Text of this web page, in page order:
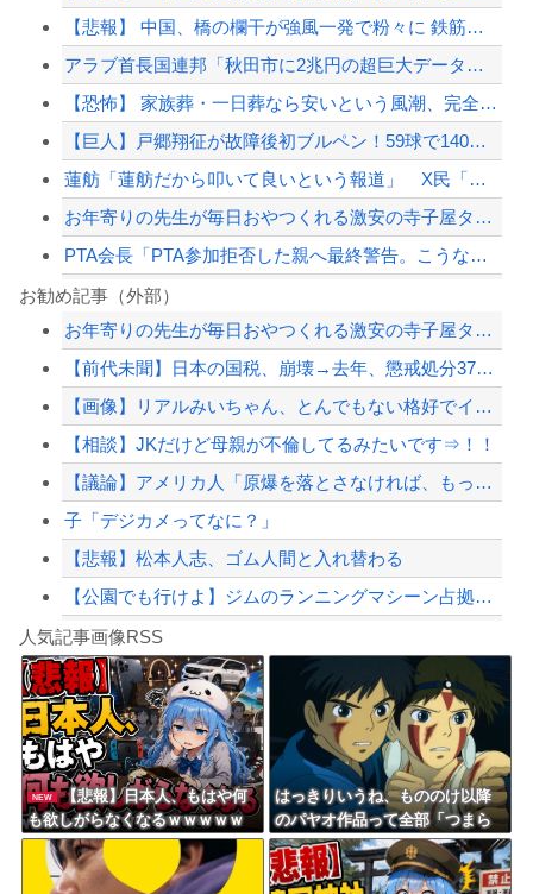
【悲報】 中国、橋の欄干が強風一発で粉々に 鉄筋ゼロ 当局「接着剤でくっつけただ...
アラブ首長国連邦「秋田市に2兆円の超巨大データセンター建てるわ」
【恐怖】 家族葬・一日葬なら安いという風潮、完全に嘘だった・・・・
【巨人】戸郷翔征が故障後初ブルペン！59球で140キロ台後半「楽しかったです」復...
蓮舫「蓮舫だから叩いて良いという報道」 X民「高市だから叩いて良いをやってるのが...
お年寄りの先生が毎日おやつくれる激安の寺子屋タイプの塾に行ってる
PTA会長「PTA参加拒否した親へ最終警告。こうなってもいい？」
【悲報】盆踊り「楽しい！夏を感じる！」→近隣住民「うるさい」→開催場所半減
強風で欄干が全面的に倒壊した中国の橋、倒壊した欄干の破片を調べると凄まじい事実が...
【悲報】盆踊り「楽しい！夏を感じる！」→近隣住民「うるさい」→開催場所半減
【配信者】「金バエ」のSNS更新が1週間途絶え、様々な憶測が飛び交う。1週間ぶり...
【緊急速報】NYで警官が黒人男性の首を絞め、暴動第二波不可避へ
Powered by livedoor 相互RSS
お勧め記事（外部）
お年寄りの先生が毎日おやつくれる激安の寺子屋タイプの塾に行ってる
【前代未聞】日本の国税、崩壊→去年、懲戒処分37人 今年は3月時点で懲戒処分すで...
【画像】リアルみいちゃん、とんでもない格好でイベント出演するwwwwwwwwww
【相談】JKだけど母親が不倫してるみたいです⇒！！
【議論】アメリカ人「原爆を落とさなければ、もっと多くの日本人が死んでいた」←こ...
子「デジカメってなに？」
【悲報】松本人志、ゴム人間と入れ替わる
【公園でも行けよ】ジムのランニングマシーン占拠してずっと歩いてる男の正体
しんのすけ「ギアスを手に入れたゾ」
8/4のニュース
日本旅行キャンセルすべきか…1万年ぶり史上最大級の火山の兆し＝韓国の反応
更新中止のお知らせ
海外「おめでとうタキ！」リヴァプール南野がバースデーゴール！！
人気記事画像RSS
NEW
【悲報】日本人、もはや何
も欲しがらなくなるｗｗｗｗｗ
ｗｗｗｗｗｗｗｗｗｗｗｗｗｗ
ｗｗｗｗｗ
はっきりいうね、もののけ以降
のパヤオ作品って全部「つまら
ない」